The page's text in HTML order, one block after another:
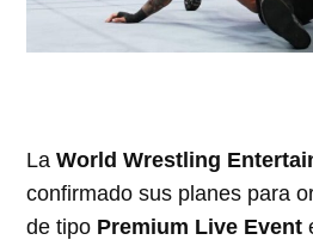
LaWorld Wrestling
confirmado sus planes para
de tipo Premium Live Event